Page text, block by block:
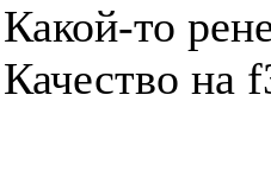
Какой-то
Качество на